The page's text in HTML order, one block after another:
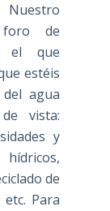
Nuestro
de
el que
estéis
agua
vista:
y
de
Para